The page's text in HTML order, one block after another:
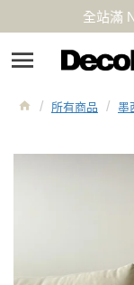
全站滿
所有商品 墨